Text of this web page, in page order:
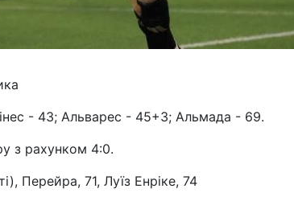
- 43; Альварес - 45+3; Альмада - 69.
з рахунком 4:0.
Перейра, 71, Луїз Енріке, 74